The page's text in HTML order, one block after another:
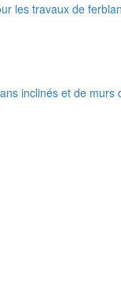
les travaux de
inclinés et de murs